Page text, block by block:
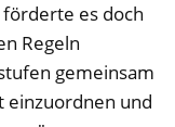
förderte es doch
Regeln
gemeinsam
einzuordnen und